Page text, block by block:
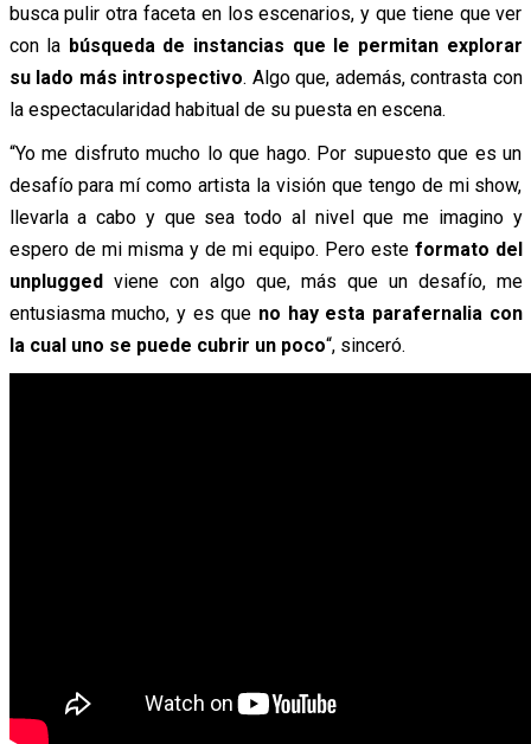
busca pulir otra faceta en los escenarios, y que tiene que ver
con la búsqueda de instancias que le permitan explorar
su lado más introspectivo. Algo que, además, contrasta con
la espectacularidad habitual de su puesta en escena.
“Yo me disfruto mucho lo que hago. Por supuesto que es un
desafío para mí como artista la visión que tengo de mi show,
llevarla a cabo y que sea todo al nivel que me imagino y
espero de mi misma y de mi equipo. Pero este formato del
unpluggedviene con algo que, más que un desafío, me
entusiasma mucho, y es que no hay esta parafernalia con
la cual uno se puede cubrir un poco“, sinceró.